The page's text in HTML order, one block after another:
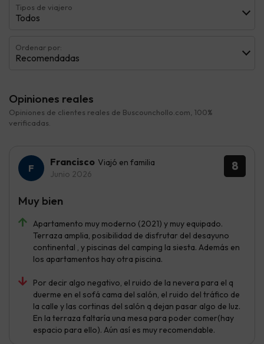
Tipos de viajero
Todos
Ordenar por:
Recomendadas
Opiniones reales
Opiniones de clientes reales de Buscounchollo.com, 100%
verificadas.
8
Francisco Viajó en familia
Junio 2026
Apartamento muy moderno (2021) y muy equipado.
Terraza amplia, posibilidad de disfrutar del desayuno
continental , y piscinas del camping la siesta. Además en
los apartamentos hay otra piscina.
Por decir algo negativo, el ruido de la nevera para el q
duerme en el sofá cama del salón, el ruido del tráfico de
la calle y las cortinas del salón q dejan pasar algo de luz.
En la terraza faltaría una mesa para poder comer(hay
espacio para ello). Aún así es muy recomendable.
Muy bien